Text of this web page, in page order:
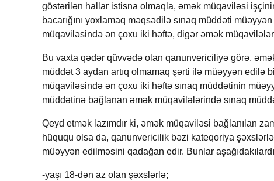
göstərilən hallar istisna olmaqla, əmək müqaviləsi
bacarığını yoxlamaq məqsədilə sınaq müddəti
müqaviləsində ən çoxu iki həftə, digər əmək
Bu vaxta qədər qüvvədə olan qanunvericiliyə görə,
müddət 3 aydan artıq olmamaq şərti ilə müəyyən edilə
müqaviləsində ən çoxu iki həftə sınaq müddətinin
müddətinə bağlanan əmək müqavilələrində sınaq
Qeyd etmək lazımdır ki, əmək müqaviləsi bağlanılan
hüququ olsa da, qanunvericilik bəzi kateqoriya
müəyyən edilməsini qadağan edir. Bunlar
-yaşı 18-dən az olan şəxslərlə;